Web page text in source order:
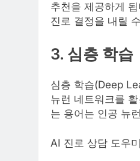
추천을 제공하게
진로 결정을 내릴
3. 심층 학습
심층 학습(Deep
뉴런 네트워크를
는 용어는 인공 뉴
AI 진로 상담 도우